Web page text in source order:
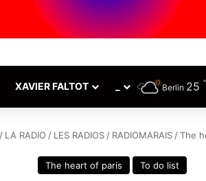
XAVIER FALTOT Berlin 25
/ LA RADIO / LES RADIOS / RADIOMARAIS / The
The heart of paris To do list